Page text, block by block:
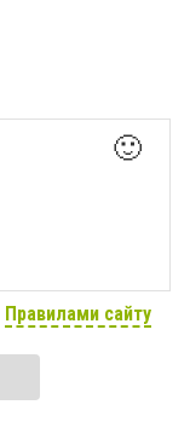
🙂
Правилами сайту